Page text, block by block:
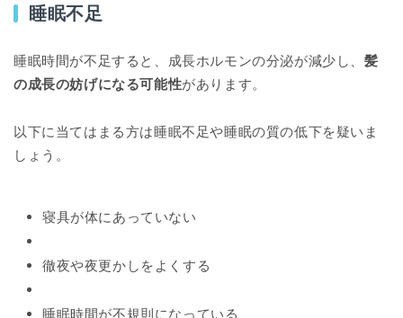
睡眠不足
睡眠時間が不足すると、成長ホルモンの分泌が減少し、髪
の成長の妨げになる可能性があります。
以下に当てはまる方は睡眠不足や睡眠の質の低下を疑いま
しょう。
寝具が体にあっていない
徹夜や夜更かしをよくする
睡眠時間が不規則になっている